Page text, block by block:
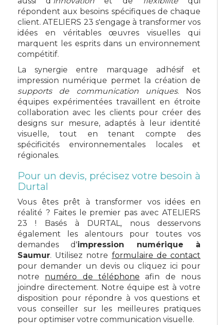
répondent aux besoins spécifiques de chaque
client. ATELIERS 23 s'engage à transformer vos
idées en véritables œuvres visuelles qui
marquent les esprits dans un environnement
compétitif.
La synergie entre marquage adhésif et
impression numérique permet la création de
supports de communication uniques. Nos
équipes expérimentées travaillent en étroite
collaboration avec les clients pour créer des
designs sur mesure, adaptés à leur identité
visuelle, tout en tenant compte des
spécificités environnementales locales et
régionales.
Pour un devis, précisez votre besoin à
Durtal
Vous êtes prêt à transformer vos idées en
réalité ? Faites le premier pas avec ATELIERS
23 ! Basés à DURTAL, nous desservons
également les alentours pour toutes vos
demandes d'impression numérique à
Saumur. Utilisez notre formulaire de contact
pour demander un devis ou cliquez ici pour
notre numéro de téléphone afin de nous
joindre directement. Notre équipe est à votre
disposition pour répondre à vos questions et
vous conseiller sur les meilleures pratiques
pour optimiser votre communication visuelle.